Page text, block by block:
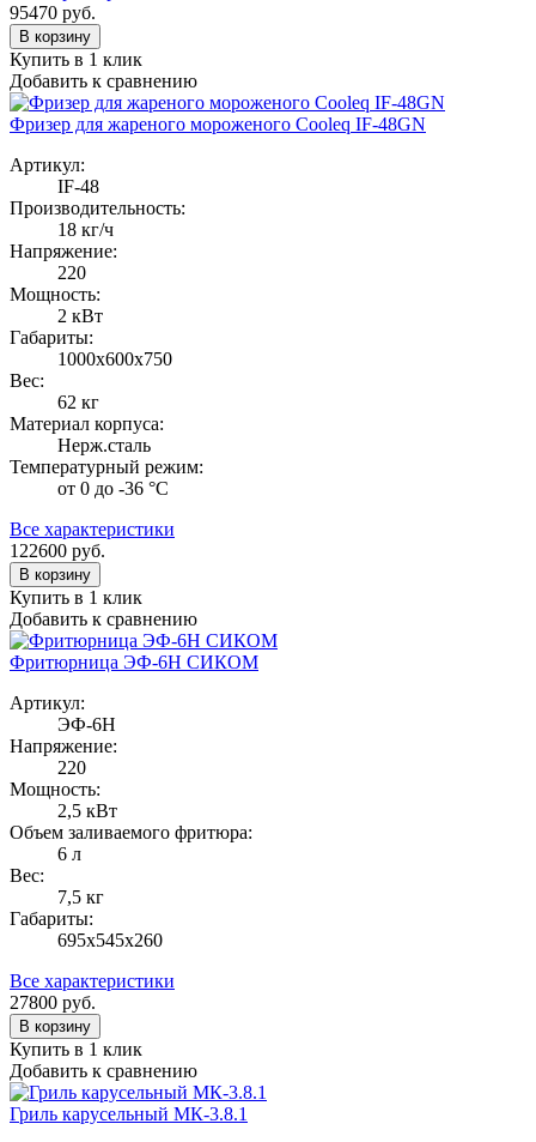
95470 руб.
В корзину
Купить в 1 клик
Добавить к сравнению
Фризер для жареного мороженого Cooleq IF-48GN
Артикул:
IF-48
Производительность:
18 кг/ч
Напряжение:
220
Мощность:
2 кВт
Габариты:
1000х600х750
Вес:
62 кг
Материал корпуса:
Нерж.сталь
Температурный режим:
от 0 до -36 °C
Все характеристики
122600 руб.
В корзину
Купить в 1 клик
Добавить к сравнению
Фритюрница ЭФ-6Н СИКОМ
Артикул:
ЭФ-6Н
Напряжение:
220
Мощность:
2,5 кВт
Объем заливаемого фритюра:
6 л
Вес:
7,5 кг
Габариты:
695х545х260
Все характеристики
27800 руб.
В корзину
Купить в 1 клик
Добавить к сравнению
Гриль карусельный МК-3.8.1